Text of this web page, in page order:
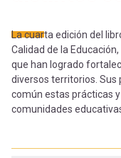
Mobile]
Menú
entrar
La cuarta edición del
Calidad de la
que han logrado
diversos territorios. Sus
común estas prácticas
comunidades